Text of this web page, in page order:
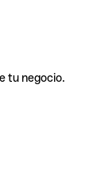
tu negocio.